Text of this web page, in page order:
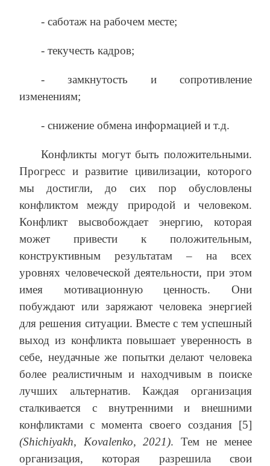
- саботаж на рабочем месте;
- текучесть кадров;
- замкнутость и сопротивление
изменениям;
- снижение обмена информацией и т.д.
Конфликты могут быть положительными.
Прогресс и развитие цивилизации, которого
мы достигли, до сих пор обусловлены
конфликтом между природой и человеком.
Конфликт высвобождает энергию, которая
может привести к положительным,
конструктивным результатам – на всех
уровнях человеческой деятельности, при этом
имея мотивационную ценность. Они
побуждают или заряжают человека энергией
для решения ситуации. Вместе с тем успешный
выход из конфликта повышает уверенность в
себе, неудачные же попытки делают человека
более реалистичным и находчивым в поиске
лучших альтернатив. Каждая организация
сталкивается с внутренними и внешними
конфликтами с момента своего создания [5]
(Shichiyakh, Kovalenko, 2021). Тем не менее
организация, которая разрешила свои